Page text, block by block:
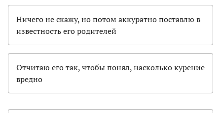
Ничего не скажу, но потом аккуратно поставлю в
известность его родителей
Отчитаю его так, чтобы понял, насколько курение
вредно